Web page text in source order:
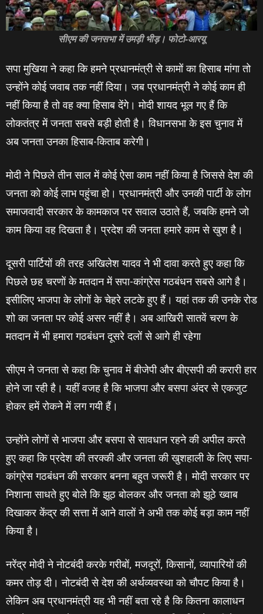
सीएम की जनसभा में उमड़ी भीड़। फोटो-आरयू
सपा मुखिया ने कहा कि हमने प्रधानमंत्री से कामों का हिसाब मांगा तो
उन्‍होंने कोई जवाब तक नहीं दिया। जब प्रधानमंत्री ने कोई काम ही
नहीं किया है तो वह क्या हिसाब देंगे। मोदी शायद भूल गए हैं कि
लोकतंत्र में जनता सबसे बड़ी होती है। विधानसभा के इस चुनाव में
अब जनता उनका हिसाब-किताब करेगी।
मोदी ने पिछले तीन साल में कोई ऐसा काम नहीं किया है जिससे देश की
जनता को कोई लाभ पहुंचा हो। प्रधानमंत्री और उनकी पार्टी के लोग
समाजवादी सरकार के कामकाज पर सवाल उठाते हैं, जबकि हमने जो
काम किया वह दिखता है। प्रदेश की जनता हमारे काम से खुश है।
दूसरी पार्टियों की तरह अखिलेश यादव ने भी दावा करते हुए कहा कि
पिछले छह चरणों के मतदान में सपा-कांग्रेस गठबंधन सबसे आगे है।
इसीलिए भाजपा के लोगों के चेहरे लटके हुए हैं। यहां तक की उनके रोड
शो का जनता पर कोई असर नहीं है। अब आखिरी सातवें चरण के
मतदान में भी हमारा गठबंधन दूसरे दलों से आगे ही रहेगा
सीएम ने जनता से कहा कि चुनाव में बीजेपी और बीएसपी की करारी हार
होने जा रही है। यहीं वजह है कि भाजपा और बसपा अंदर से एकजुट
होकर हमें रोकने में लग गयी हैं।
उन्होंने लोगों से भाजपा और बसपा से सावधान रहने की अपील करते
हुए कहा कि प्रदेश की तरक्की और जनता की खुशहाली के लिए सपा-
कांग्रेस गठबंधन की सरकार बनना बहुत जरूरी है। मोदी सरकार पर
निशाना साधते हुए बोले कि झूठ बोलकर और जनता को झूठे ख्वाब
दिखाकर केंद्र की सत्ता में आने वालों ने अभी तक कोई बड़ा काम नहीं
किया है।
नरेंद्र मोदी ने नोटबंदी करके गरीबों, मजदूरों, किसानों, व्यापारियों की
कमर तोड़ दी। नोटबंदी से देश की अर्थव्यवस्था को चौपट किया है।
लेकिन अब प्रधानमंत्री यह भी नहीं बता रहे है कि कितना कालाधन